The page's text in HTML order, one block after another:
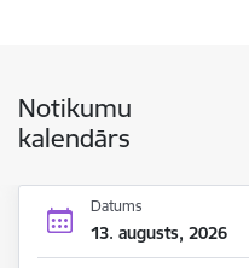
Notikumu
kalendārs
Datums
13. augusts, 2026